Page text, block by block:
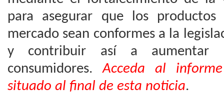
para asegurar que los
mercado sean conformes a la
y contribuir así a aumentar
consumidores.Acceda al
situado al final de esta noticia.